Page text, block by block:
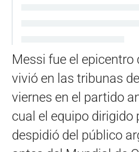
Messi fue el epicentro
vivió en las tribunas
viernes en el partido
cual el equipo dirigido
despidió del público